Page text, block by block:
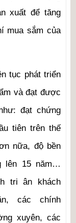
xuất để tăng
mua sắm của
tục phát triển
và đạt được
đạt chứng
tiên trên thế
nữa, độ bền
lên 15 năm…
tri ân khách
các chính
xuyên, các